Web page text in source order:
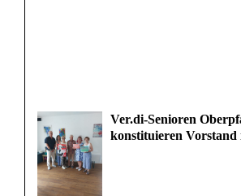
Ver.di-Senioren
konstituieren Vorstand